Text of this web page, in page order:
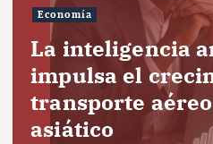
Economía
La inteligencia
impulsa el
transporte
asiático